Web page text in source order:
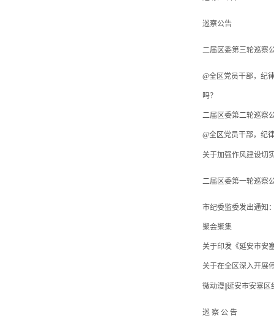
巡察公告
二届区委第三轮巡察
@全区党员干部，纪
吗？
二届区委第二轮巡察
@全区党员干部，纪
关于加强作风建设切
二届区委第一轮巡察
市纪委监委发出通知
聚会聚集
关于印发《延安市安
关于在全区深入开展
微动漫||延安市安塞
巡 察 公 告